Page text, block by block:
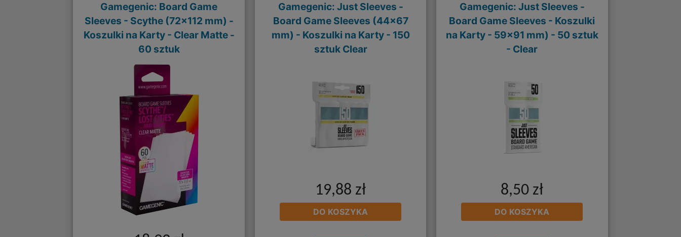
Gamegenic: Board Game
Sleeves - Scythe (72x112 mm) -
Koszulki na Karty - Clear Matte -
60 sztuk
Gamegenic: Just Sleeves -
Board Game Sleeves (44x67
mm) - Koszulki na Karty - 150
sztuk Clear
19,88 zł
DO KOSZYKA
Gamegenic: Just Sleeves -
Board Game Sleeves - Koszulki
na Karty - 59x91 mm) - 50 sztuk
- Clear
8,50 zł
DO KOSZYKA